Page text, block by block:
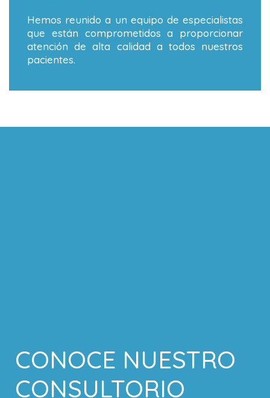
Hemos reunido a un equipo de especialistas
que están comprometidos a proporcionar
atención de alta calidad a todos nuestros
pacientes.
CONOCE NUESTRO
CONSULTORIO